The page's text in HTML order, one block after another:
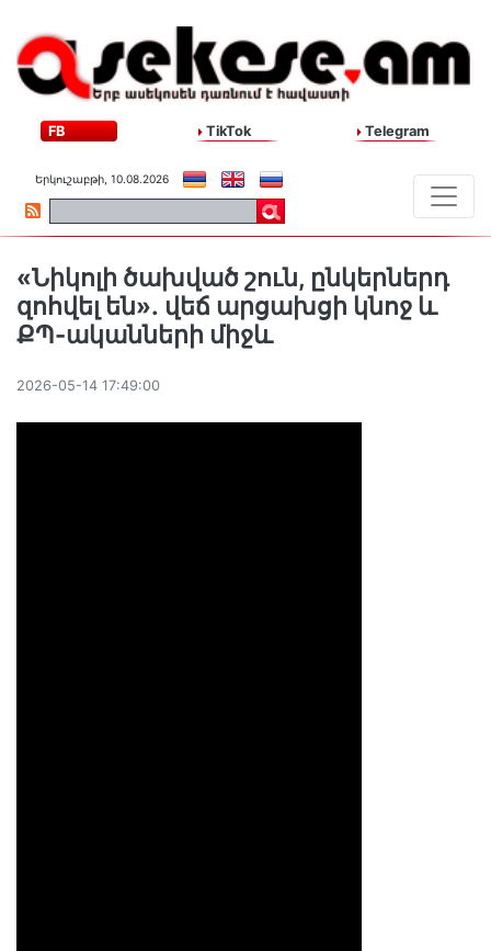
FB TikTok Telegram
Երկուշաբթի, 10.08.2026
«Նիկոլի ծախված շուն, ընկերներդ
զոհվել են»․ վեճ արցախցի կնոջ և
ՔՊ-ականների միջև
2026-05-14 17:49:00